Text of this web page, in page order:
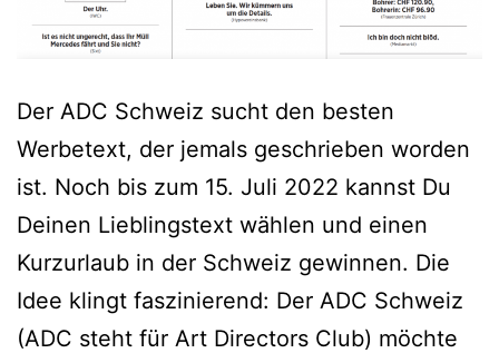
Der ADC Schweiz sucht den besten
Werbetext, der jemals geschrieben worden
ist. Noch bis zum 15. Juli 2022 kannst Du
Deinen Lieblingstext wählen und einen
Kurzurlaub in der Schweiz gewinnen. Die
Idee klingt faszinierend: Der ADC Schweiz
(ADC steht für Art Directors Club) möchte